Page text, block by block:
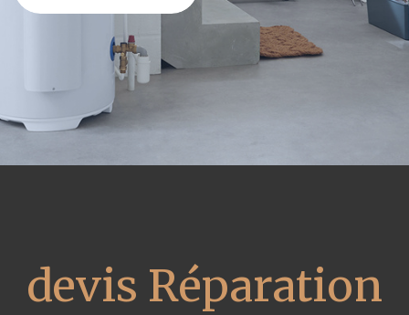
devis Réparation